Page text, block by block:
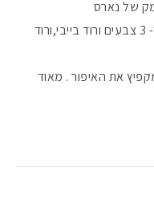
של נארס
ברבלון הסומק מחולק ל- 3 צבעים ורוד בייבי,ורוד
את האיפור . מאוד